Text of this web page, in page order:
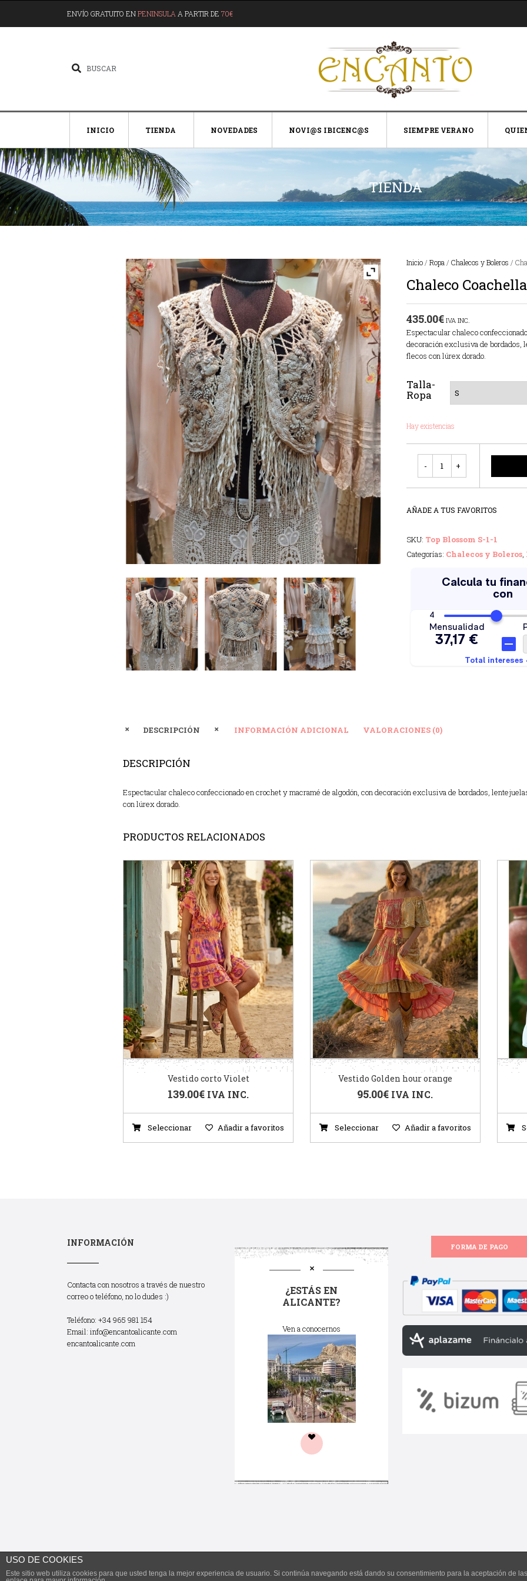
ENVÍO GRATUITO ENPENINSULA A PARTIR DE 70€
INICIO TIENDA NOVEDADES NOVI@S IBICENC@S SIEMPRE VERANO
TIENDA
Inicio/ Ropa / Chalecos y Boleros /
Chaleco Coachella
435.00€ IVA INC.
Espectacular chaleco
decoración exclusiva de bordados,
flecos con lúrex dorado.
Talla-
Ropa
Hay existencias
AÑADE A TUS FAVORITOS
SKU: Top Blossom S-1-1
Categorías: Chalecos y Boleros,
DESCRIPCIÓN INFORMACIÓN ADICIONAL VALORACIONES (0)
DESCRIPCIÓN
Espectacular chaleco confeccionado en crochet y macramé de algodón, con decoración exclusiva de bordados,
con lúrex dorado.
PRODUCTOS RELACIONADOS
Vestido corto Violet
139.00€ IVA INC.
Seleccionar Añadir a favoritos
Vestido Golden hour orange
95.00€ IVA INC.
Seleccionar Añadir a favoritos
INFORMACIÓN
Contacta con nosotros a través de nuestro
correo o teléfono, no lo dudes :)
Teléfono: +34 965 981 154
Email: info@encantoalicante.com
encantoalicante.com
¿ESTÁS EN
ALICANTE?
Ven a conocernos
FORMA DE PAGO
Todos los derechos reservados.
USO DE COOKIES
Este sitio web utiliza cookies para que usted tenga la mejor experiencia de usuario. Si continúa navegando está dando su consentimiento para la aceptación de